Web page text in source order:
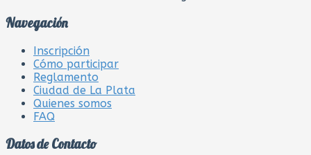
Navegación
Inscripción
Cómo participar
Reglamento
Ciudad de La Plata
Quienes somos
FAQ
Datos de Contacto